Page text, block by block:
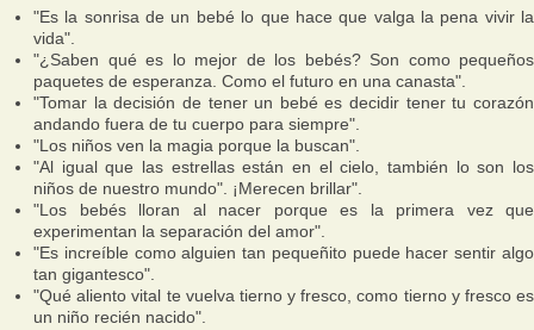
"Es la sonrisa de un bebé lo que hace que valga la pena vivir la
vida".
"¿Saben qué es lo mejor de los bebés? Son como pequeños
paquetes de esperanza. Como el futuro en una canasta".
"Tomar la decisión de tener un bebé es decidir tener tu corazón
andando fuera de tu cuerpo para siempre".
"Los niños ven la magia porque la buscan".
"Al igual que las estrellas están en el cielo, también lo son los
niños de nuestro mundo". ¡Merecen brillar".
"Los bebés lloran al nacer porque es la primera vez que
experimentan la separación del amor".
"Es increíble como alguien tan pequeñito puede hacer sentir algo
tan gigantesco".
"Qué aliento vital te vuelva tierno y fresco, como tierno y fresco es
un niño recién nacido".